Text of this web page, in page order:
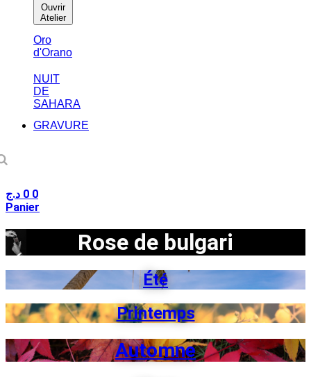
Ouvrir
Atelier
Oro
d'Orano
NUIT
DE
SAHARA
GRAVURE
0 د.ج
0
Panier
Rose de bulgari
Été
Printemps
Automne